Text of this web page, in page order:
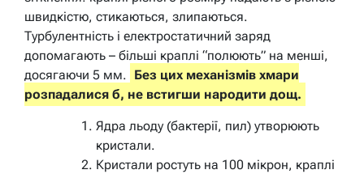
швидкістю, стикаються, злипаються.
Турбулентність і електростатичний заряд
допомагають – більші краплі “полюють” на менші,
досягаючи 5 мм. Без цих механізмів хмари
розпадалися б, не встигши народити дощ.
Ядра льоду (бактерії, пил) утворюють
кристали.
Кристали ростуть на 100 мікрон, краплі